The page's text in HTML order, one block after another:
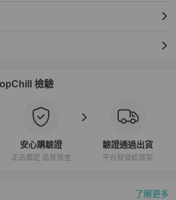
檢驗
安心購驗證
正品鑑定 品質檢查
驗證通過出貨
平台發貨給買家
了解更多